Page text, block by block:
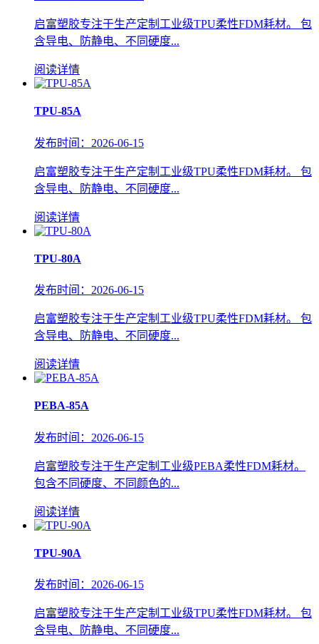
启富塑胶专注于生产定制工业级TPU柔性FDM耗材。 包
含导电、防静电、不同硬度...
阅读详情
TPU-85A
发布时间：2026-06-15
启富塑胶专注于生产定制工业级TPU柔性FDM耗材。 包
含导电、防静电、不同硬度...
阅读详情
TPU-80A
发布时间：2026-06-15
启富塑胶专注于生产定制工业级TPU柔性FDM耗材。 包
含导电、防静电、不同硬度...
阅读详情
PEBA-85A
发布时间：2026-06-15
启富塑胶专注于生产定制工业级PEBA柔性FDM耗材。
包含不同硬度、不同颜色的...
阅读详情
TPU-90A
发布时间：2026-06-15
启富塑胶专注于生产定制工业级TPU柔性FDM耗材。 包
含导电、防静电、不同硬度...